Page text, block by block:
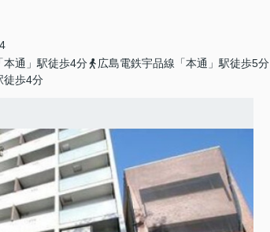
本通」駅徒歩4分
広島電鉄宇品線「本通」駅徒歩5分
徒歩4分